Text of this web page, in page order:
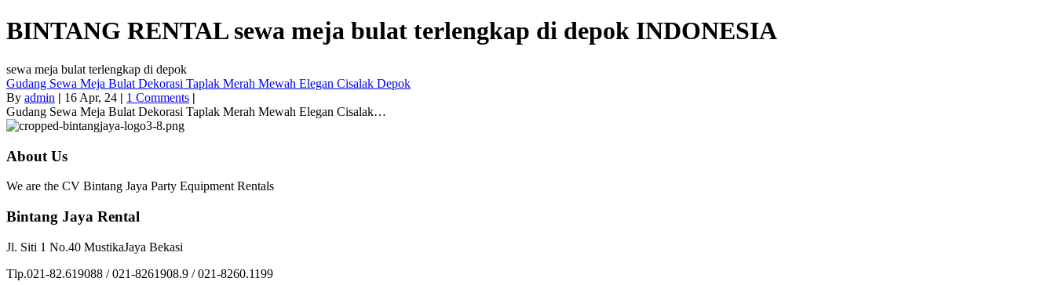
BINTANG RENTAL sewa meja bulat terlengkap di depok INDONESIA
sewa meja bulat terlengkap di depok
Gudang Sewa Meja Bulat Dekorasi Taplak Merah Mewah Elegan Cisalak Depok
By admin | 16 Apr, 24 | 1 Comments |
Gudang Sewa Meja Bulat Dekorasi Taplak Merah Mewah Elegan Cisalak…
About Us
We are the CV Bintang Jaya Party Equipment Rentals
Bintang Jaya Rental
Jl. Siti 1 No.40 MustikaJaya Bekasi
Tlp.021-82.619088 / 021-8261908.9 / 021-8260.1199